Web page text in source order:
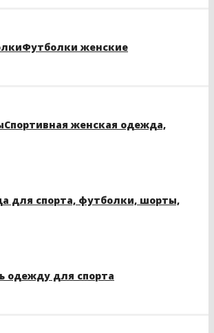
Футболки женские
Спортивная женская одежда,
для спорта, футболки, шорты,
одежду для спорта